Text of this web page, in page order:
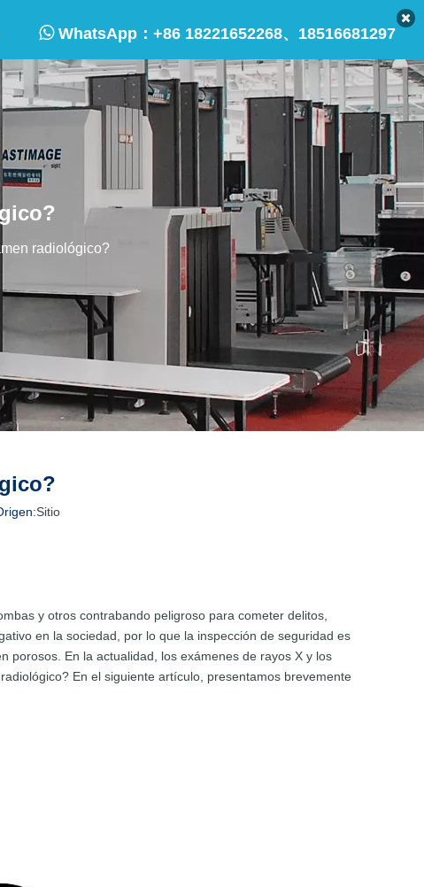
WhatsApp： +86 18221652268、18516681297
radiológico?
Sitio
y otros contrabando peligroso para cometer delitos,
en la sociedad, por lo que la inspección de seguridad es
porosos. En la actualidad, los exámenes de rayos X y los
En el siguiente artículo, presentamos brevemente